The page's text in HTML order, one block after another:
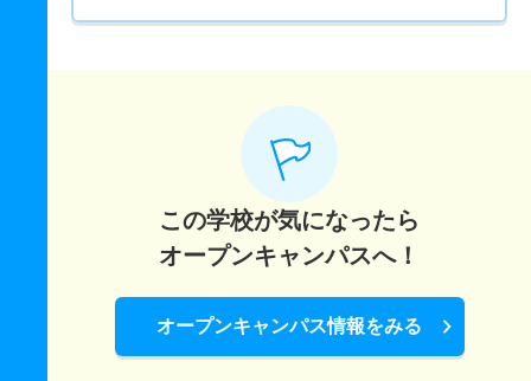
この学校が気になったら
オープンキャンパスへ！
オープンキャンパス情報をみる